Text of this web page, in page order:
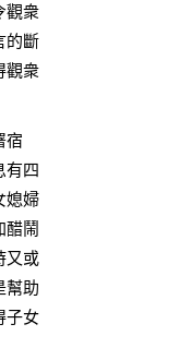
觀衆
的斷
觀衆
宿
有四
媳婦
醋鬧
又或
幫助
子女